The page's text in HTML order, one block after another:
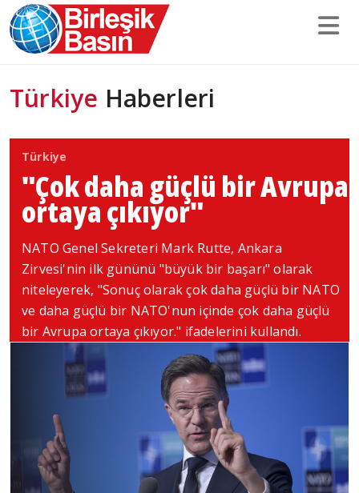
Türkiye Haberleri
Türkiye
"Çok daha güçlü bir Avrupa
ortaya çıkıyor"
NATO Genel Sekreteri Mark Rutte, Ankara
Zirvesi'nin ilk gününü "büyük bir başarı" olarak
niteleyerek, "Sonuç olarak çok daha güçlü bir NATO
ve daha güçlü bir NATO'nun içinde çok daha güçlü
bir Avrupa ortaya çıkıyor." ifadelerini kullandı.